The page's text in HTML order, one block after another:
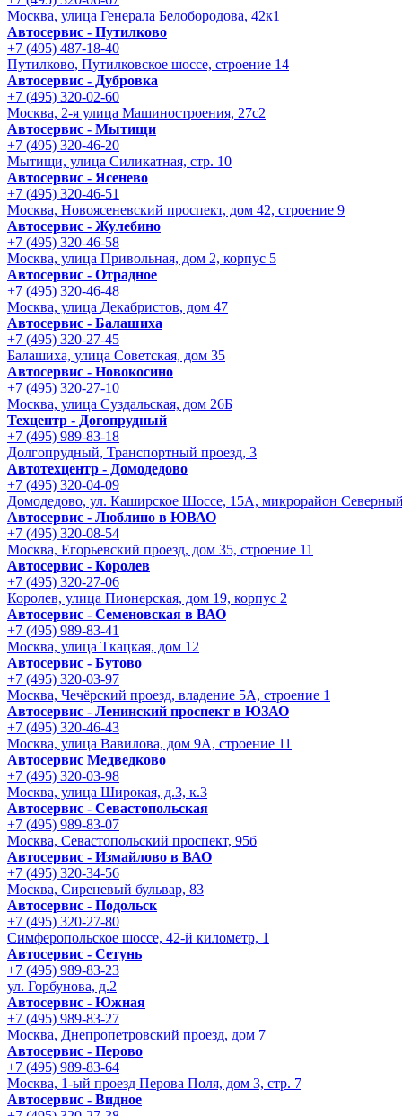
Москва, улица Генерала Белобородова, 42к1
Автосервис - Путилково
+7 (495) 487-18-40
Путилково, Путилковское шоссе, строение 14
Автосервис - Дубровка
+7 (495) 320-02-60
Москва, 2-я улица Машиностроения, 27с2
Автосервис - Мытищи
+7 (495) 320-46-20
Мытищи, улица Силикатная, стр. 10
Автосервис - Ясенево
+7 (495) 320-46-51
Москва, Новоясеневский проспект, дом 42, строение 9
Автосервис - Жулебино
+7 (495) 320-46-58
Москва, улица Привольная, дом 2, корпус 5
Автосервис - Отрадное
+7 (495) 320-46-48
Москва, улица Декабристов, дом 47
Автосервис - Балашиха
+7 (495) 320-27-45
Балашиха, улица Советская, дом 35
Автосервис - Новокосино
+7 (495) 320-27-10
Москва, улица Суздальская, дом 26Б
Техцентр - Догопрудный
+7 (495) 989-83-18
Долгопрудный, Транспортный проезд, 3
Автотехцентр - Домодедово
+7 (495) 320-04-09
Домодедово, ул. Каширское Шоссе, 15А, микрорайон
Автосервис - Люблино в ЮВАО
+7 (495) 320-08-54
Москва, Егорьевский проезд, дом 35, строение 11
Автосервис - Королев
+7 (495) 320-27-06
Королев, улица Пионерская, дом 19, корпус 2
Автосервис - Семеновская в ВАО
+7 (495) 989-83-41
Москва, улица Ткацкая, дом 12
Автосервис - Бутово
+7 (495) 320-03-97
Москва, Чечёрский проезд, владение 5А, строение 1
Автосервис - Ленинский проспект в ЮЗАО
+7 (495) 320-46-43
Москва, улица Вавилова, дом 9A, строение 11
Автосервис Медведково
+7 (495) 320-03-98
Москва, улица Широкая, д.3, к.3
Автосервис - Cевастопольская
+7 (495) 989-83-07
Москва, Севастопольский проспект, 95б
Автосервис - Измайлово в ВАО
+7 (495) 320-34-56
Москва, Сиреневый бульвар, 83
Автосервис - Подольск
+7 (495) 320-27-80
Симферопольское шоссе, 42-й километр, 1
Автосервис - Сетунь
+7 (495) 989-83-23
ул. Горбунова, д.2
Автосервис - Южная
+7 (495) 989-83-27
Москва, Днепропетровский проезд, дом 7
Автосервис - Перово
+7 (495) 989-83-64
Москва, 1-ый проезд Перова Поля, дом 3, стр. 7
Автосервис - Видное